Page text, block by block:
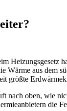
Heizungsgesetz
aus dem
größte
oben, wie
die